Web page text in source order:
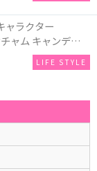
ャラクター
ャム キャンディデ
舗限定で特別装飾
LIFE STYLE